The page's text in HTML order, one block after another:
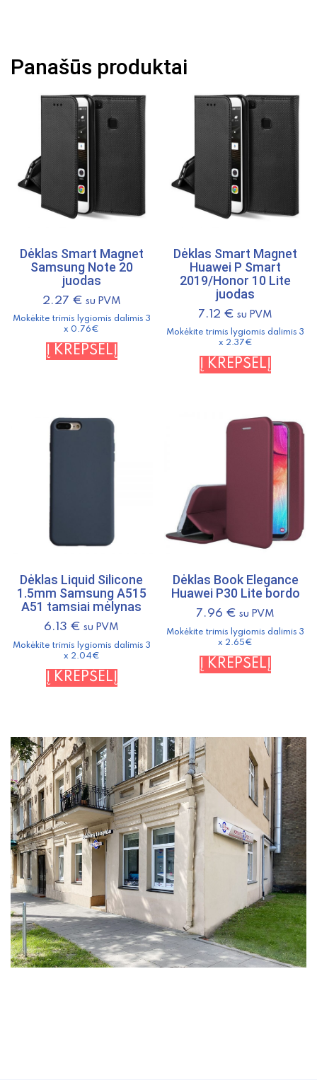
1,0mm
Samsung
A515
skaidrus
Panašūs produktai
Dėklas Smart Magnet
Samsung Note 20
juodas
2.27 € su PVM
Mokėkite trimis lygiomis dalimis 3
x 0.76€
Į KREPŠELĮ
Dėklas Smart Magnet
Huawei P Smart
2019/Honor 10 Lite
juodas
7.12 € su PVM
Mokėkite trimis lygiomis dalimis 3
x 2.37€
Į KREPŠELĮ
Dėklas Liquid Silicone
1.5mm Samsung A515
A51 tamsiai mėlynas
6.13 € su PVM
Mokėkite trimis lygiomis dalimis 3
x 2.04€
Į KREPŠELĮ
Dėklas Book Elegance
Huawei P30 Lite bordo
7.96 € su PVM
Mokėkite trimis lygiomis dalimis 3
x 2.65€
Į KREPŠELĮ